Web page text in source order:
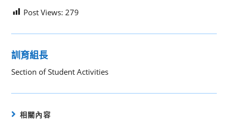
Post Views: 279
訓育組長
Section of Student Activities
相關內容